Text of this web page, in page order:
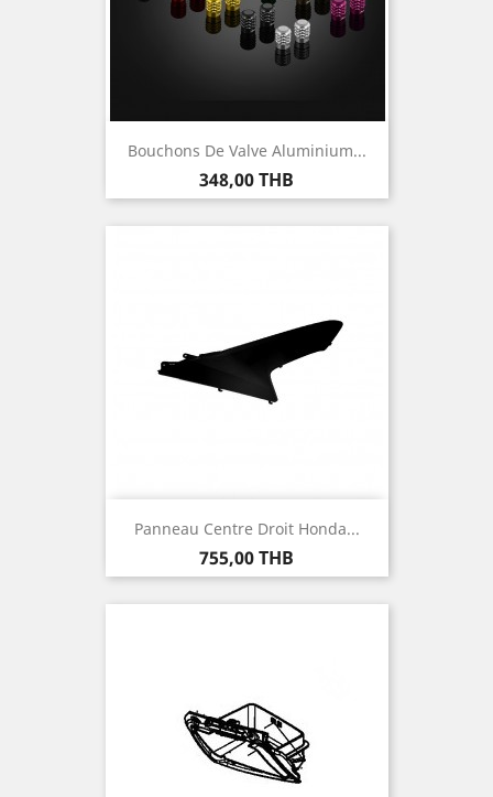
Bouchons De Valve Aluminium...
Prix
348,00 THB
Panneau Centre Droit Honda...
Prix
755,00 THB